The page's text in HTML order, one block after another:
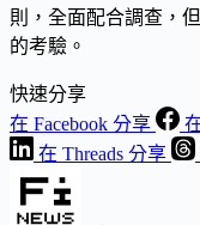
則，全面配合調查，
的考驗。
快速分享
在 Facebook 分享
在 Threads 分享